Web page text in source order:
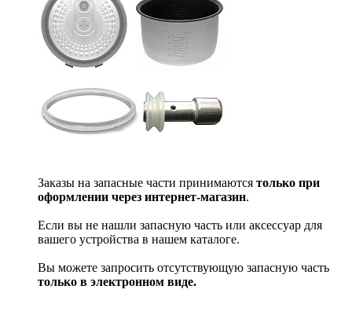
Заказы на запасные части принимаются только при
оформлении через интернет-магазин.
Если вы не нашли запасную часть или аксессуар для
вашего устройства в нашем каталоге.
Вы можете запросить отсутствующую запасную часть
только в электронном виде.